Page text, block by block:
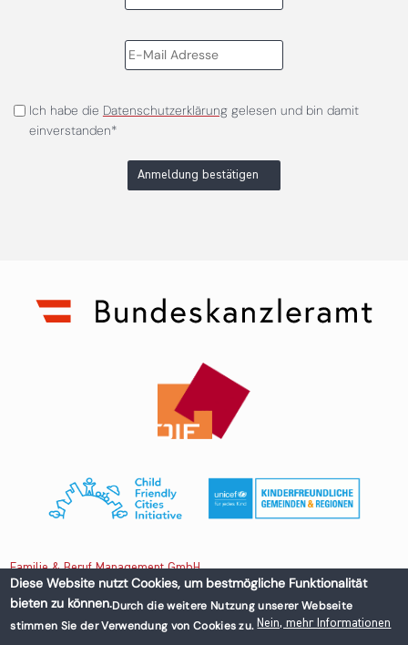
Ich habe die Datenschutzerklärunggelesen und bin damit
einverstanden*
Anmeldung bestätigen
Familie & Beruf Management GmbH
Untere Donaustraße 13-15/3 1020 Wien, Austria
+43 1 218 50 70
Diese Website nutzt Cookies, um bestmögliche Funktionalität
bieten zu können.Durch die weitere Nutzung unserer Webseite
stimmen Sie der Verwendung von Cookies zu. Nein, mehr Informationen